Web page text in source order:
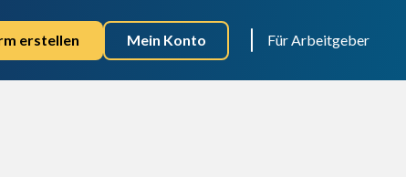
erstellen Mein Konto Für Arbeitgeber